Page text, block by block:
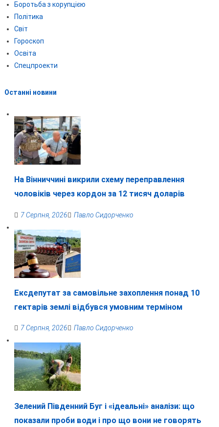
Боротьба з корупцією
Політика
Світ
Гороскоп
Освіта
Спецпроекти
Останні новини
На Вінниччині викрили схему переправлення
чоловіків через кордон за 12 тисяч доларів
7 Серпня, 2026 Павло Сидорченко
Ексдепутат за самовільне захоплення понад 10
гектарів землі відбувся умовним терміном
7 Серпня, 2026 Павло Сидорченко
Зелений Південний Буг і «ідеальні» аналізи: що
показали проби води і про що вони не говорять